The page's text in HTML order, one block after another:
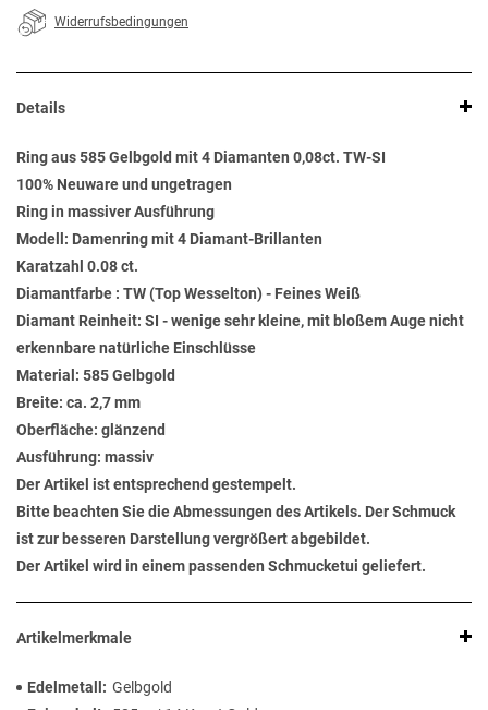
Widerrufsbedingungen
Details
Ring aus 585 Gelbgold mit 4 Diamanten 0,08ct. TW-SI
100% Neuware und ungetragen
Ring in massiver Ausführung
Modell: Damenring mit 4 Diamant-Brillanten
Karatzahl 0.08 ct.
Diamantfarbe : TW (Top Wesselton) - Feines Weiß
Diamant Reinheit: SI - wenige sehr kleine, mit bloßem Auge nicht
erkennbare natürliche Einschlüsse
Material: 585 Gelbgold
Breite: ca. 2,7 mm
Oberfläche: glänzend
Ausführung: massiv
Der Artikel ist entsprechend gestempelt.
Bitte beachten Sie die Abmessungen des Artikels. Der Schmuck
ist zur besseren Darstellung vergrößert abgebildet.
Der Artikel wird in einem passenden Schmucketui geliefert.
Artikelmerkmale
Edelmetall
Gelbgold